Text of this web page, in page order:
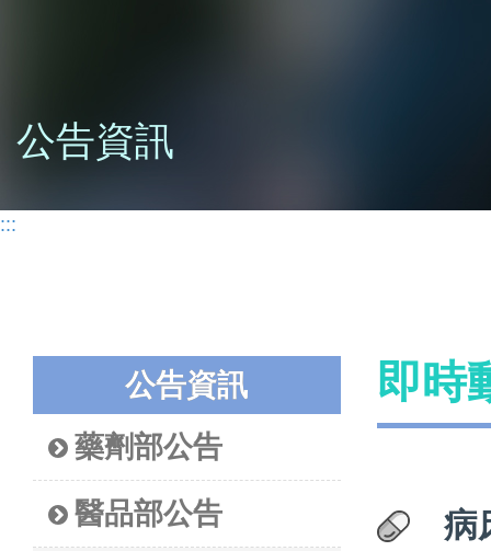
公告資訊
:::
公告資訊
藥劑部公告
醫品部公告
即時
病